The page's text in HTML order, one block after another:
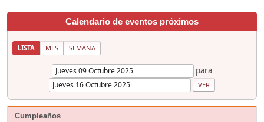
Calendario de eventos próximos
LISTA MES SEMANA
para
Cumpleaños